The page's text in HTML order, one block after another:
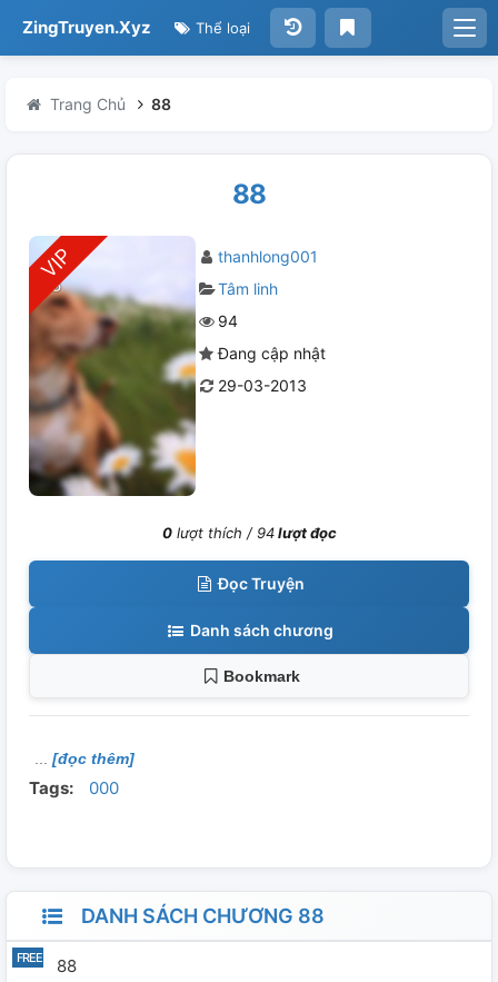
ZingTruyen.Xyz Thể loại
Trang Chủ 88
88
thanhlong001
Tâm linh
94
Đang cập nhật
29-03-2013
0lượt thích /94lượt đọc
Đọc Truyện
Danh sách chương
Bookmark
[đọc thêm]
Tags: 000
DANH SÁCH CHƯƠNG 88
88